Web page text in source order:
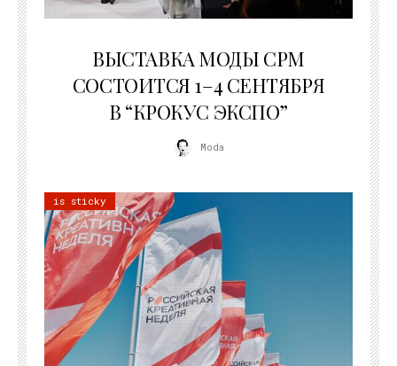
ВЫСТАВКА МОДЫ CPM
СОСТОИТСЯ 1–4 СЕНТЯБРЯ
В “КРОКУС ЭКСПО”
Moda
is sticky